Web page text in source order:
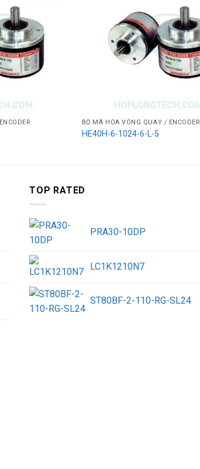
BỘ MÃ HÓA VÒNG QUAY / ENCODER
HE40H-6-1024-6-L-5
TOP RATED
PRA30-10DP
LC1K1210N7
ST80BF-2-110-RG-SL24